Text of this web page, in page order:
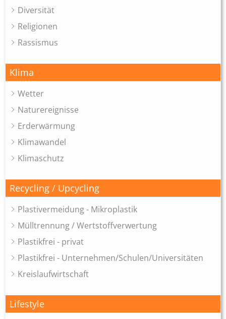
Diversität
Religionen
Rassismus
Klima
Wetter
Naturereignisse
Erderwärmung
Klimawandel
Klimaschutz
Recycling / Upcycling
Plastivermeidung - Mikroplastik
Mülltrennung / Wertstoffverwertung
Plastikfrei - privat
Plastikfrei - Unternehmen/Schulen/Universitäten
Kreislaufwirtschaft
Lifestyle